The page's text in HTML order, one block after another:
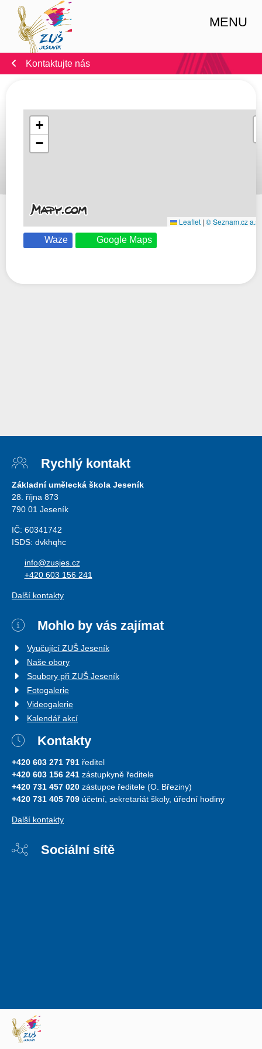
MENU
Kontaktujte nás
+
−
Leaflet | © Seznam.cz
Waze
Google Maps
Rychlý kontakt
Základní umělecká škola Jeseník
28. října 873
790 01 Jeseník
IČ: 60341742
ISDS: dvkhqhc
info@zusjes.cz
+420 603 156 241
Další kontakty
Mohlo by vás zajímat
Vyučující ZUŠ Jeseník
Naše obory
Soubory při ZUŠ Jeseník
Fotogalerie
Videogalerie
Kalendář akcí
Kontakty
+420 603 271 791 ředitel
+420 603 156 241 zástupkyně ředitele
+420 731 457 020 zástupce ředitele (O. Březiny)
+420 731 405 709 účetní, sekretariát školy, úřední hodiny
Další kontakty
Sociální sítě